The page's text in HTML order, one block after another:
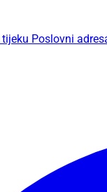
Poslovni